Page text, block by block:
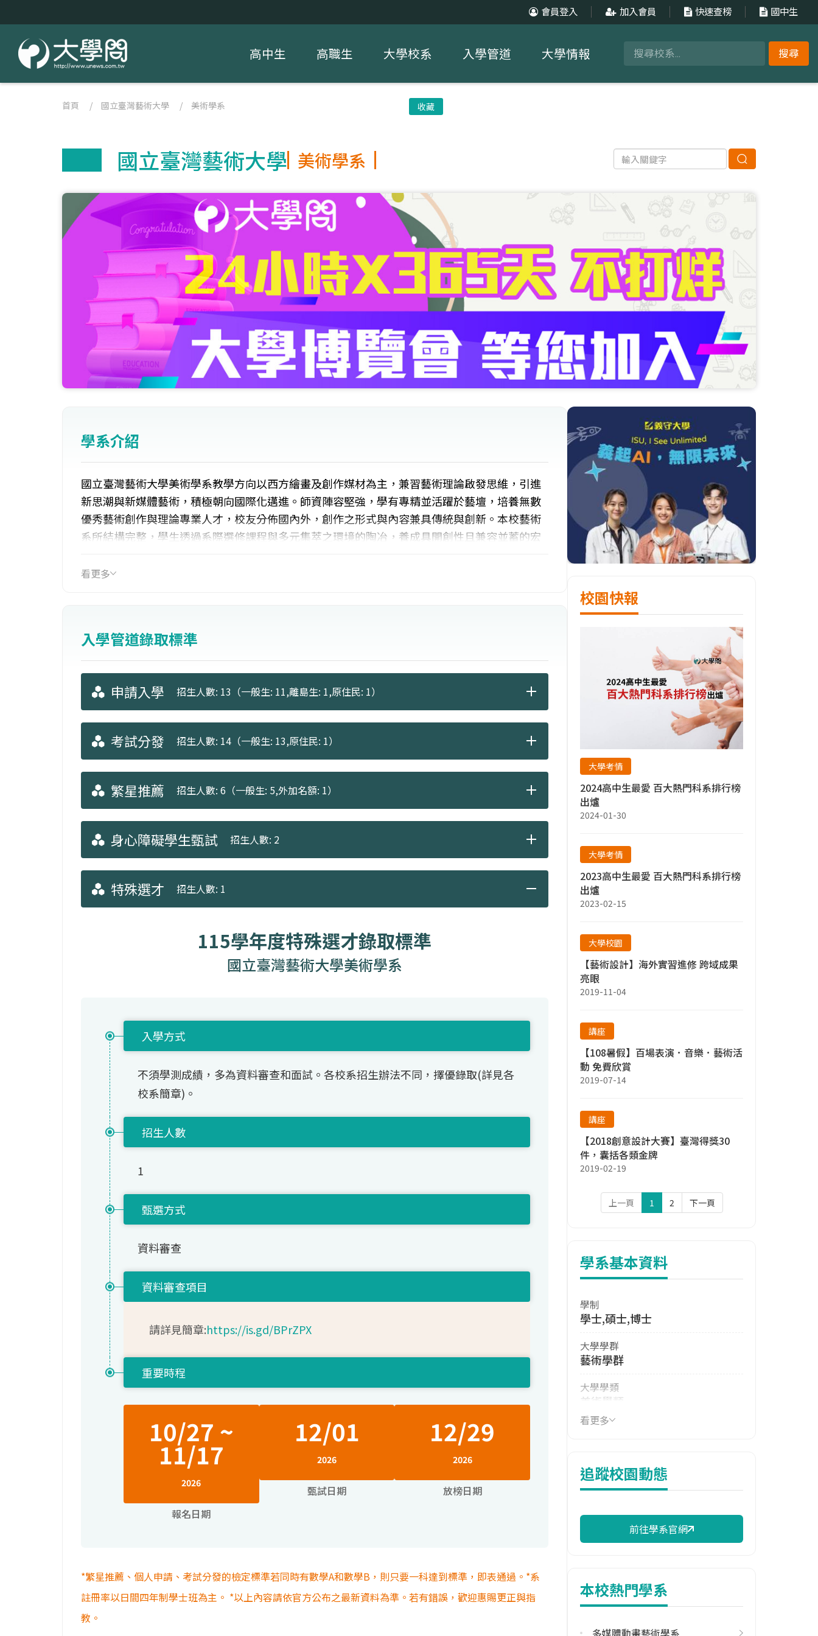
會員登入 加入會員 快速查榜 國中生
搜尋
高中生 高職生 大學校系 入學管道 大學情報
首頁 / 國立臺灣藝術大學 / 美術學系 收藏
國立臺灣藝術大學 美術學系
學系介紹
國立臺灣藝術大學美術學系教學方向以西方繪畫及創作媒材為主，兼習藝術理論啟發思維，引進
新思潮與新媒體藝術，積極朝向國際化邁進。師資陣容堅強，學有專精並活躍於藝壇，培養無數
優秀藝術創作與理論專業人才，校友分佈國內外，創作之形式與內容兼具傳統與創新。本校藝術
系所結構完整，學生透過系際選修課程與多元集萃之環境的陶冶，養成具開創性且兼容並蓄的宏
看更多
入學管道錄取標準
申請入學 招生人數: 13（一般生: 11,離島生: 1,原住民: 1）
考試分發 招生人數: 14（一般生: 13,原住民: 1）
繁星推薦 招生人數: 6（一般生: 5,外加名額: 1）
身心障礙學生甄試 招生人數: 2
特殊選才 招生人數: 1
115學年度特殊選才錄取標準
國立臺灣藝術大學美術學系
入學方式
不須學測成績，多為資料審查和面試。各校系招生辦法不同，擇優錄取(詳見各
校系簡章)。
招生人數
1
甄選方式
資料審查
資料審查項目
請詳見簡章:https://is.gd/BPrZPX
重要時程
10/27 ~
11/17
2026
報名日期
12/01
2026
甄試日期
12/29
2026
放榜日期
*繁星推薦、個人申請、考試分發的檢定標準若同時有數學A和數學B，則只要一科達到標準，即表通過。*系
註冊率以日間四年制學士班為主。 *以上內容請依官方公布之最新資料為準。若有錯誤，歡迎惠賜更正與指
教。
校園快報
大學考情
2024高中生最愛 百大熱門科系排行榜
出爐
2024-01-30
大學考情
2023高中生最愛 百大熱門科系排行榜
出爐
2023-02-15
大學校園
【藝術設計】海外實習進修 跨域成果
亮眼
2019-11-04
講座
【108暑假】百場表演．音樂．藝術活
動 免費欣賞
2019-07-14
講座
【2018創意設計大賽】臺灣得獎30
件，囊括各類金牌
2019-02-19
上一頁 1 2 下一頁
學系基本資料
學制
學士,碩士,博士
大學學群
藝術學群
大學學類
美術學類
技職群類
114年學費
16,000 元/學期
114年雜費
10,230 元/學期
校際選課人數
113學年度下學期
看更多
追蹤校園動態
前往學系官網
本校熱門學系
多媒體動畫藝術學系